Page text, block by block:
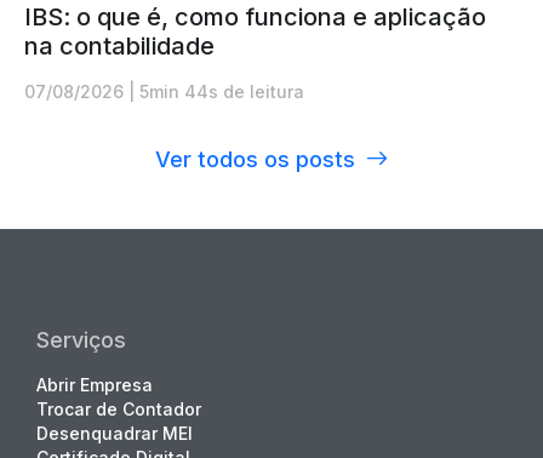
IBS: o que é, como funciona e aplicação
na contabilidade
07/08/2026 5min 44s de leitura
Ver todos os posts
Serviços
Abrir Empresa
Trocar de Contador
Desenquadrar MEI